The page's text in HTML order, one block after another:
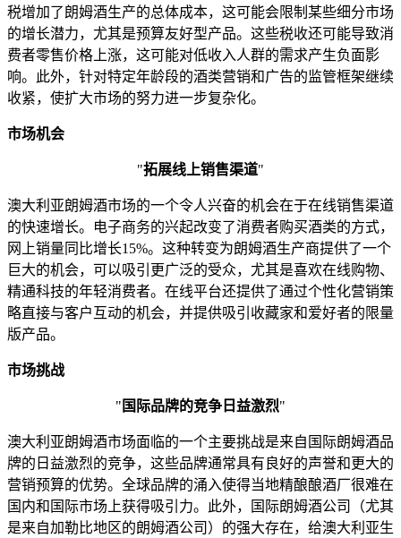
税增加了朗姆酒生产的总体成本，这可能会限制某些细分市场
的增长潜力，尤其是预算友好型产品。这些税收还可能导致消
费者零售价格上涨，这可能对低收入人群的需求产生负面影
响。此外，针对特定年龄段的酒类营销和广告的监管框架继续
收紧，使扩大市场的努力进一步复杂化。
市场机会
"拓展线上销售渠道"
澳大利亚朗姆酒市场的一个令人兴奋的机会在于在线销售渠道
的快速增长。电子商务的兴起改变了消费者购买酒类的方式，
网上销量同比增长15%。这种转变为朗姆酒生产商提供了一个
巨大的机会，可以吸引更广泛的受众，尤其是喜欢在线购物、
精通科技的年轻消费者。在线平台还提供了通过个性化营销策
略直接与客户互动的机会，并提供吸引收藏家和爱好者的限量
版产品。
市场挑战
" 国际品牌的竞争日益激烈"
澳大利亚朗姆酒市场面临的一个主要挑战是来自国际朗姆酒品
牌的日益激烈的竞争，这些品牌通常具有良好的声誉和更大的
营销预算的优势。全球品牌的涌入使得当地精酿酿酒厂很难在
国内和国际市场上获得吸引力。此外，国际朗姆酒公司（尤其
是来自加勒比地区的朗姆酒公司）的强大存在，给澳大利亚生